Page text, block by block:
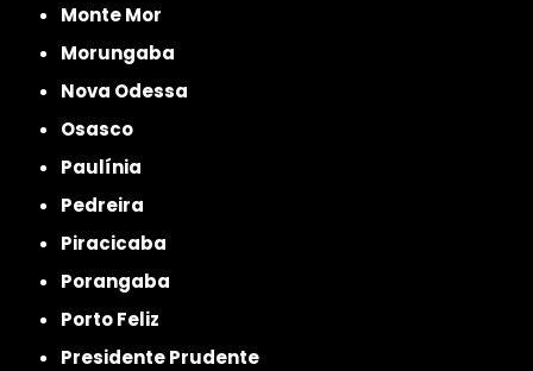
Monte Mor
Morungaba
Nova Odessa
Osasco
Paulínia
Pedreira
Piracicaba
Porangaba
Porto Feliz
Presidente Prudente